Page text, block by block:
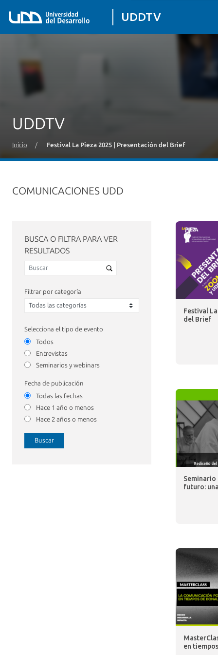
UDDTV
UDDTV
Inicio / Festival La Pieza 2025 | Presentación del Brief
COMUNICACIONES UDD
BUSCA O FILTRA PARA VER
RESULTADOS
Filtrar por categoría
Selecciona el tipo de evento
Todos
Entrevistas
Seminarios y webinars
Fecha de publicación
Todas las fechas
Hace 1 año o menos
Hace 2 años o menos
Buscar
Festival
del Brief
Seminario
futuro:
en